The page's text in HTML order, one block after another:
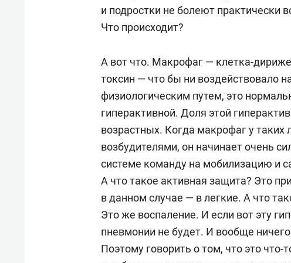
и подростки не болеют практически
Что происходит?
А вот что. Макрофаг — клетка-
токсин — что бы ни воздействовало
физиологическим путем, это
гиперактивной. Доля этой
возрастных. Когда макрофаг у
возбудителями, он начинает очень
системе команду на мобилизацию и
А что такое активная защита? Это
в данном случае — в легкие. А что
Это же воспаление. И если вот эту
пневмонии не будет. И вообще
Поэтому говорить о том, что это что-